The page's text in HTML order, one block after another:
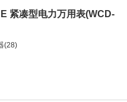
紧凑型电力万用表(WCD-
(28)